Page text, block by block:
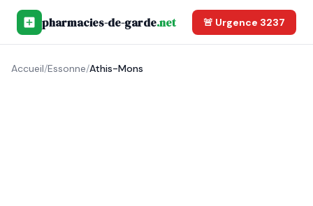
pharmacies-de-garde.net 🚨 Urgence 3237
Accueil/Essonne/Athis-Mons